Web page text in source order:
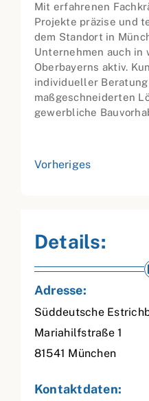
Mit erfahrenen
Projekte präzise und
dem Standort in
Unternehmen auch in
Oberbayerns aktiv.
individueller Beratung
maßgeschneiderten
gewerbliche
Vorheriges
Details:
Adresse:
Süddeutsche
Mariahilfstraße 1
81541 München
Kontaktdaten: